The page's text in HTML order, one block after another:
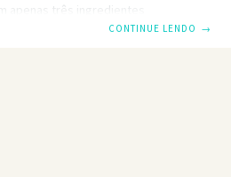
apenas três ingredientes
uma pizza saborosa eCONTINUE LENDO →